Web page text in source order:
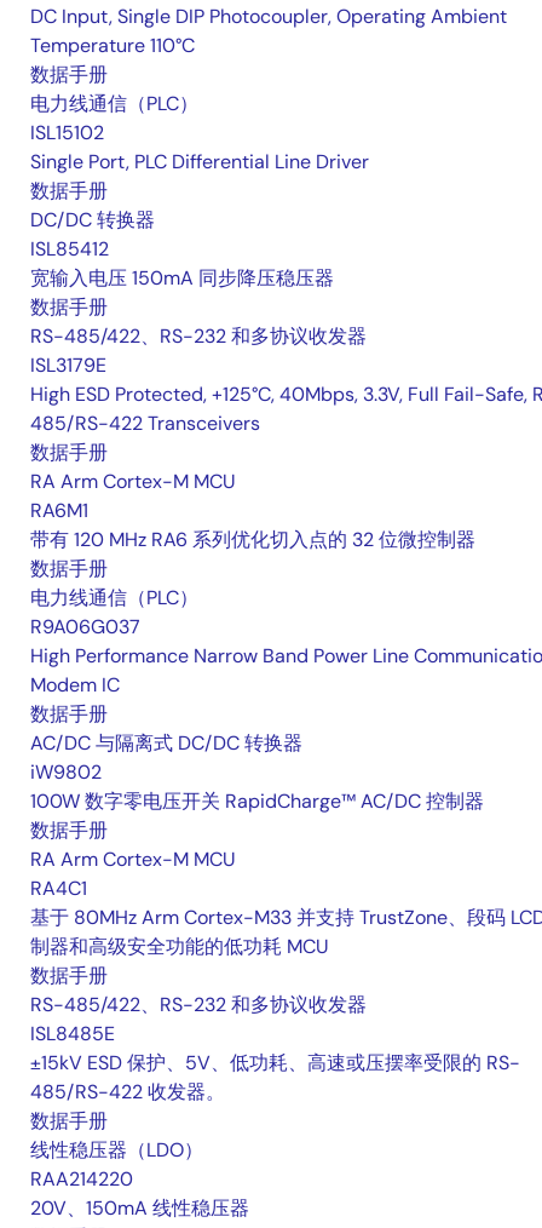
DC Input, Single DIP Photocoupler, Operating Ambient
Temperature 110°C
数据手册
电力线通信（PLC）
ISL15102
Single Port, PLC Differential Line Driver
数据手册
DC/DC 转换器
ISL85412
宽输入电压 150mA 同步降压稳压器
数据手册
RS-485/422、RS-232 和多协议收发器
ISL3179E
High ESD Protected, +125°C, 40Mbps, 3.3V, Full Fail-Safe,
485/RS-422 Transceivers
数据手册
RA Arm Cortex-M MCU
RA6M1
带有 120 MHz RA6 系列优化切入点的 32 位微控制器
数据手册
电力线通信（PLC）
R9A06G037
High Performance Narrow Band Power Line
Modem IC
数据手册
AC/DC 与隔离式 DC/DC 转换器
iW9802
100W 数字零电压开关 RapidCharge™ AC/DC 控制器
数据手册
RA Arm Cortex-M MCU
RA4C1
基于 80MHz Arm Cortex-M33 并支持 TrustZone、段码
制器和高级安全功能的低功耗 MCU
数据手册
RS-485/422、RS-232 和多协议收发器
ISL8485E
±15kV ESD 保护、5V、低功耗、高速或压摆率受限的 RS-
485/RS-422 收发器。
数据手册
线性稳压器（LDO）
RAA214220
20V、150mA 线性稳压器